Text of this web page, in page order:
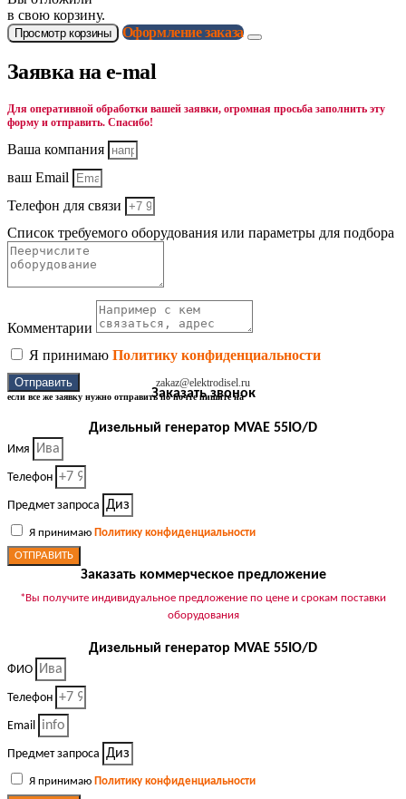
в свою корзину.
Просмотр корзины Оформление заказа
Заявка на e-mal
Для оперативной обработки вашей заявки, огромная просьба заполнить эту
форму и отправить. Спасибо!
Ваша компания
ваш Email
Телефон для связи
Список требуемого оборудования или параметры для подбора
Комментарии
Я принимаю Политику конфиденциальности
Отправить
если все же заявку нужно отправить по почте пишите на
zakaz@elektrodisel.ru
Заказать звонок
Дизельный генератор MVAE 55IO/D
Имя
Телефон
Предмет запроса
Я принимаю Политику конфиденциальности
ОТПРАВИТЬ
Заказать коммерческое предложение
*Вы получите индивидуальное предложение по цене и срокам поставки
оборудования
Дизельный генератор MVAE 55IO/D
ФИО
Телефон
Email
Предмет запроса
Я принимаю Политику конфиденциальности